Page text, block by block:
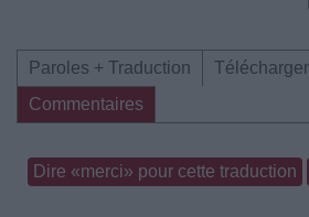
Paroles + Traduction
Commentaires
Dire «merci» pour cette traduction